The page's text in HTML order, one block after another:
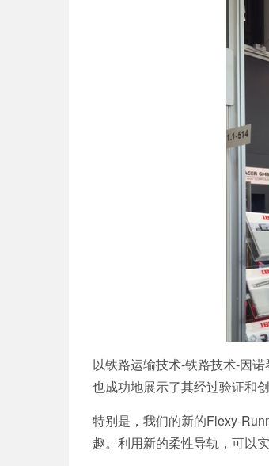
以铁路运输技术-铁路技术-因
也成功地展示了其经过验证和创
特别是，我们的新的Flexy-
趣。利用新的柔性导轨，可以